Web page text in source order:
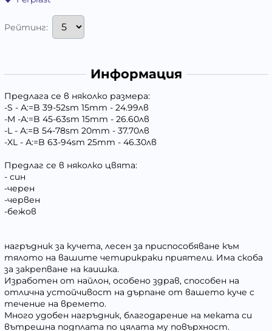
Рейтинг:
Информация
Предлага се в няколко размера:
-S - А:=B 39-52sm 15mm - 24.99лв
-M -А:=B 45-63sm 15mm - 26.60лв
-L - А:=B 54-78sm 20mm - 37.70лв
-XL - А:=B 63-94sm 25mm - 46.30лв
Предлаг се в няколко цвята:
- син
-черен
-червен
-бежов
нагръдник за кучета, лесен за приспособяване към
тялото на вашите четирикраки приятели. Има скоба
за закрепване на каишка.
Изработен от найлон, особено здрав, способен на
отлична устойчивост на дърпане от вашето куче с
течение на времето.
Много удобен нагръдник, благодарение на меката си
вътрешна подплата по цялата му повърхност.